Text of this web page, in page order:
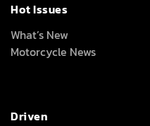
Hot Issues
What’s New
Motorcycle News
Driven